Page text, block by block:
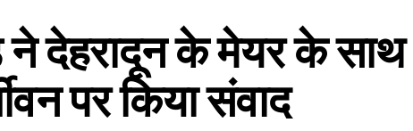
देहरादून के मेयर के साथ
पर किया संवाद